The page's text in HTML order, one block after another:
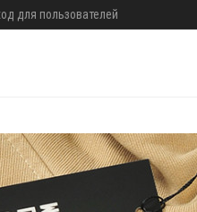
для пользователей